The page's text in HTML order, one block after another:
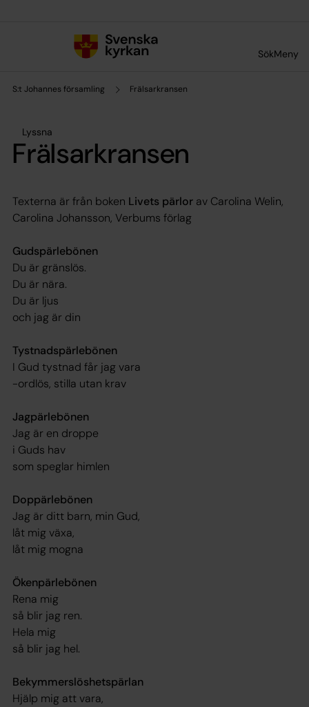
SökMeny
S:t Johannes församling Frälsarkransen
Lyssna
Frälsarkransen
Texterna är från boken Livets pärlor av Carolina Welin,
Carolina Johansson, Verbums förlag
Gudspärlebönen
Du är gränslös.
Du är nära.
Du är ljus
och jag är din
Tystnadspärlebönen
I Gud tystnad får jag vara
-ordlös, stilla utan krav
Jagpärlebönen
Jag är en droppe
i Guds hav
som speglar himlen
Doppärlebönen
Jag är ditt barn, min Gud,
låt mig växa,
låt mig mogna
Ökenpärlebönen
Rena mig
så blir jag ren.
Hela mig
så blir jag hel.
Bekymmerslöshetspärlan
Hjälp mig att vara,